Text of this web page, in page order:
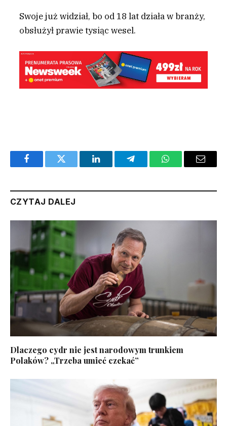
Swoje już widział, bo od 18 lat działa w branży,
obsłużył prawie tysiąc wesel.
FacebookTwitter LinkedInTelegramWhatsAppEmail
CZYTAJ DALEJ
Dlaczego cydr nie jest narodowym trunkiem
Polaków? „Trzeba umieć czekać”